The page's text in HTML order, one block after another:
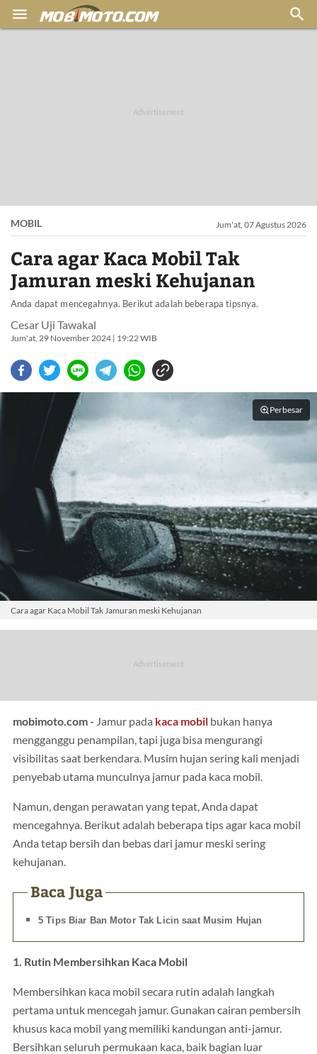
 
MOBIL Jum'at, 07 Agustus 2026
Cara agar Kaca Mobil Tak
Jamuran meski Kehujanan
Anda dapat mencegahnya. Berikut adalah beberapa tipsnya.
Cesar Uji Tawakal
Jum'at, 29 November 2024 | 19:22 WIB
Perbesar
Cara agar Kaca Mobil Tak Jamuran meski Kehujanan
mobimoto.com - Jamur pada kaca mobil bukan hanya
mengganggu penampilan, tapi juga bisa mengurangi
visibilitas saat berkendara. Musim hujan sering kali menjadi
penyebab utama munculnya jamur pada kaca mobil.
Namun, dengan perawatan yang tepat, Anda dapat
mencegahnya. Berikut adalah beberapa tips agar kaca mobil
Anda tetap bersih dan bebas dari jamur meski sering
kehujanan.
Baca Juga
5 Tips Biar Ban Motor Tak Licin saat Musim Hujan
1. Rutin Membersihkan Kaca Mobil
Membersihkan kaca mobil secara rutin adalah langkah
pertama untuk mencegah jamur. Gunakan cairan pembersih
khusus kaca mobil yang memiliki kandungan anti-jamur.
Bersihkan seluruh permukaan kaca, baik bagian luar